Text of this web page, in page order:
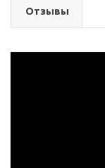
Отзывы